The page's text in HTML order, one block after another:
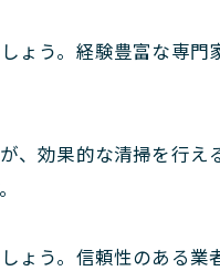
ょう。経験豊富な専
、効果的な清掃を行
ょう。信頼性のある